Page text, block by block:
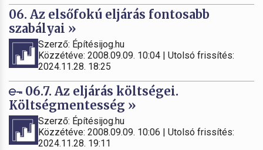
06. Az elsőfokú eljárás fontosabb
szabályai »
Szerző: Építésijog.hu
Közzétéve: 2008.09.09. 10:04 | Utolsó frissítés:
2024.11.28. 18:25
06.7. Az eljárás költségei.
Költségmentesség »
Szerző: Építésijog.hu
Közzétéve: 2008.09.09. 10:06 | Utolsó frissítés:
2024.11.28. 19:11